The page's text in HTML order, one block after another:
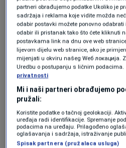
Pravilo prve prodaje
godine, ali je ponovno
tijekom prvog
Donalda Trumpa, a
njegovim novim
2018. uvedene carine
kineske proizvode,
pozivi. Sada, s novim
partneri obrađujemo podatke Ukoliko je
sadržaja i reklama koje vidite možda
odabir postavki možete ponovno
odabir ili pristanak tako što ćete kliknuti
postavkama link na dnu ove web
lijevom dijelu web stranice, ako je
mijenjati u okviru našeg Wеб локација.
Uredbu o postupanju s ličnim podacima.
privatnosti
Mi i naši partneri obrađujemo
pružali:
Koristite podatke o tačnoj geolokaciji.
uređaja radi identifikacije. Spremanje
podacima na uređaju. Prilagođeno
oglašavanja i sadržaja, istraživanje
Spisak partnera (pružalaca usluga)